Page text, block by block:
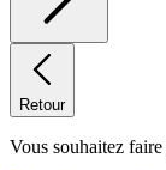
Retour
Vous souhaitez